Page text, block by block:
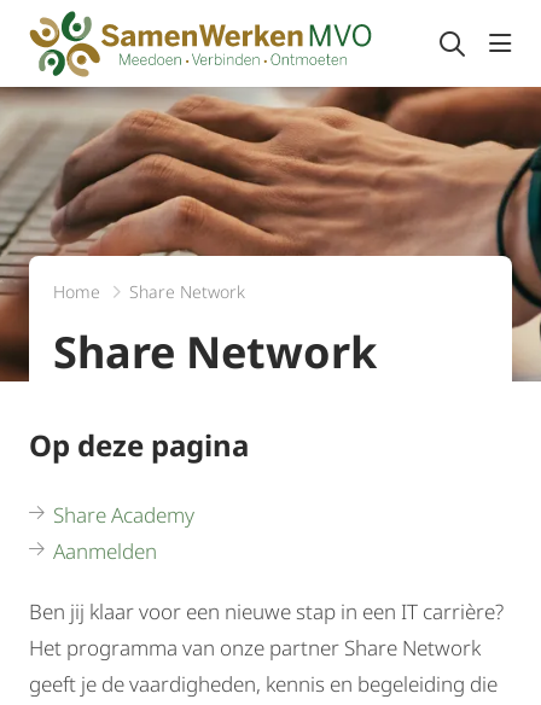
Home Share Network
Share Network
Op deze pagina
Share Academy
Aanmelden
Ben jij klaar voor een nieuwe stap in een IT carrière?
Het programma van onze partner Share Network
geeft je de vaardigheden, kennis en begeleiding die